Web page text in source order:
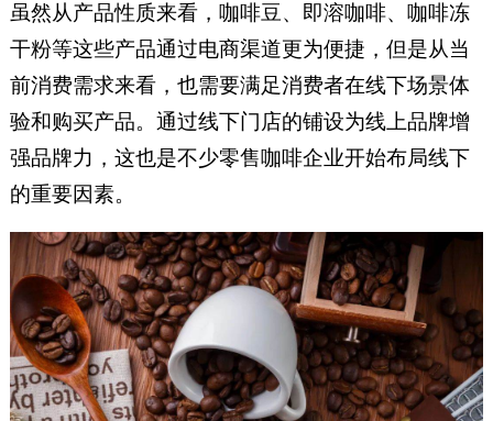
虽然从产品性质来看，咖啡豆、即溶咖啡、咖啡冻
干粉等这些产品通过电商渠道更为便捷，但是从当
前消费需求来看，也需要满足消费者在线下场景体
验和购买产品。通过线下门店的铺设为线上品牌增
强品牌力，这也是不少零售咖啡企业开始布局线下
的重要因素。